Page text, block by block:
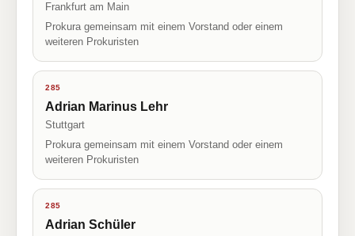
Frankfurt am Main
Prokura gemeinsam mit einem Vorstand oder einem
weiteren Prokuristen
285
Adrian Marinus Lehr
Stuttgart
Prokura gemeinsam mit einem Vorstand oder einem
weiteren Prokuristen
285
Adrian Schüler